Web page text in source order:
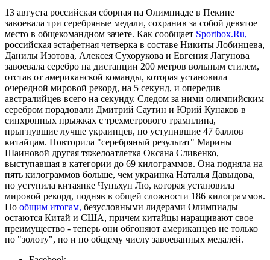
13 августа российская сборная на Олимпиаде в Пекине
завоевала три серебряные медали, сохранив за собой девятое
место в общекомандном зачете. Как сообщает Sportbox.Ru,
российская эстафетная четверка в составе Никиты Лобинцева,
Данилы Изотова, Алексея Сухорукова и Евгения Лагунова
завоевала серебро на дистанции 200 метров вольным стилем,
отстав от американской команды, которая установила
очередной мировой рекорд, на 5 секунд, и опередив
австралийцев всего на секунду. Следом за ними олимпийским
серебром порадовали Дмитрий Саутин и Юрий Кунаков в
синхронных прыжках с трехметрового трамплина,
прыгнувшие лучше украинцев, но уступившие 47 баллов
китайцам. Повторила "серебряный результат" Марины
Шаиновой другая тяжелоатлетка Оксана Сливенко,
выступавшая в категории до 69 килограммов. Она подняла на
пять килограммов больше, чем украинка Наталья Давыдова,
но уступила китаянке Чуньхун Лю, которая установила
мировой рекорд, подняв в общей сложности 186 килограммов.
По общим итогам, безусловными лидерами Олимпиады
остаются Китай и США, причем китайцы наращивают свое
преимущество - теперь они обгоняют американцев не только
по "золоту", но и по общему числу завоеванных медалей.